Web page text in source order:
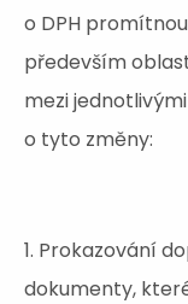
o DPH
především
mezi
o tyto změny:
1. Prokazování
dokumenty,